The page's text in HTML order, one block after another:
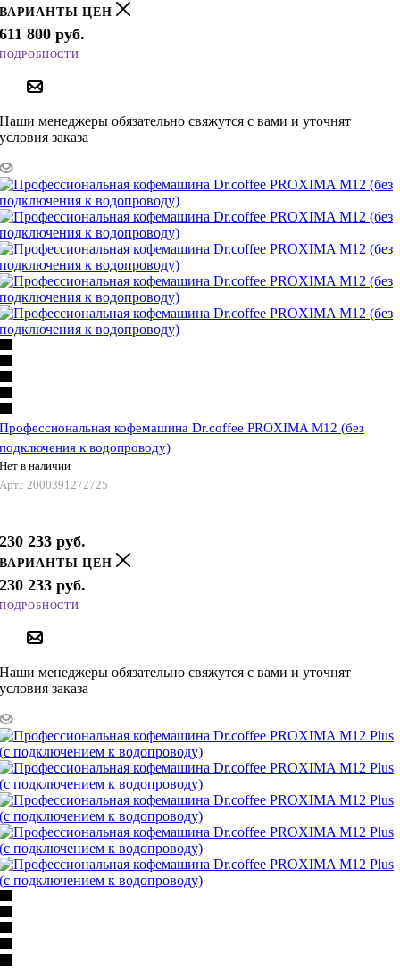
ВАРИАНТЫ ЦЕН
611 800 руб.
ПОДРОБНОСТИ
Наши менеджеры обязательно свяжутся с вами и уточнят
условия заказа
Профессиональная кофемашина Dr.coffee PROXIMA M12 (без
подключения к водопроводу)
Нет в наличии
Арт.: 2000391272725
230 233 руб.
ВАРИАНТЫ ЦЕН
230 233 руб.
ПОДРОБНОСТИ
Наши менеджеры обязательно свяжутся с вами и уточнят
условия заказа